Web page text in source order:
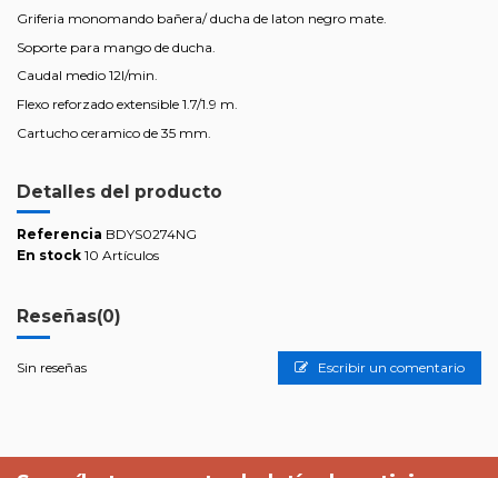
Griferia monomando bañera/ ducha de laton negro mate.
Soporte para mango de ducha.
Caudal medio 12l/min.
Flexo reforzado extensible 1.7/1.9 m.
Cartucho ceramico de 35 mm.
Detalles del producto
Referencia BDYS0274NG
En stock 10 Artículos
Reseñas(0)
Sin reseñas Escribir un comentario